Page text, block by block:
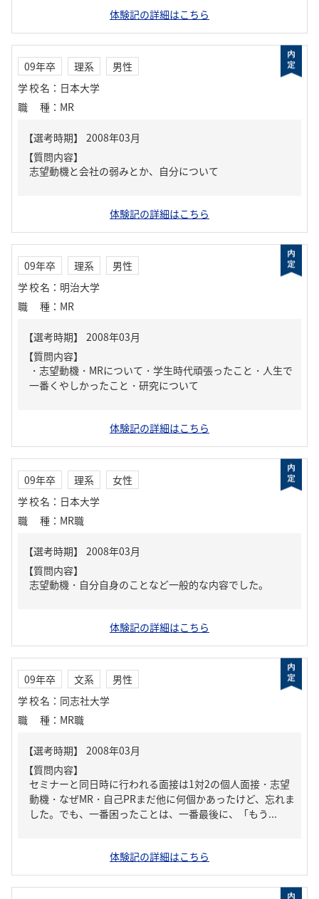
体験記の詳細はこちら
09年卒 理系
男性
学校名 ： 日本大学
職種 ： MR
【質問内容】
志望動機と会社の弱みとか、自分について
体験記の詳細はこちら
09年卒 理系
男性
学校名 ： 明治大学
職種 ： MR
【質問内容】
・志望動機・MRについて・学生時代頑張ったこと・人生で
一番くやしかったこと・研究について
体験記の詳細はこちら
09年卒 理系
女性
学校名 ： 日本大学
職種 ： MR職
【質問内容】
志望動機・自分自身のことなど一般的な内容でした。
体験記の詳細はこちら
09年卒 文系
男性
学校名 ： 同志社大学
職種 ： MR職
【質問内容】
セミナーと同日時に行われる面接は1対2の個人面接・志望
動機・なぜMR・自己PRまだ他に何個かあったけど、忘れま
した。でも、一番困ったことは、一番最後に、「もう...
体験記の詳細はこちら